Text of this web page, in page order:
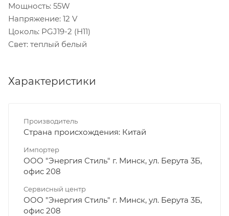
Мощность: 55W
Напряжение: 12 V
Цоколь: PGJ19-2 (H11)
Свет: теплый белый
Характеристики
Производитель
Страна происхождения: Китай
Импортер
ООО "Энергия Стиль" г. Минск, ул. Берута 3Б,
офис 208
Сервисный центр
ООО "Энергия Стиль" г. Минск, ул. Берута 3Б,
офис 208